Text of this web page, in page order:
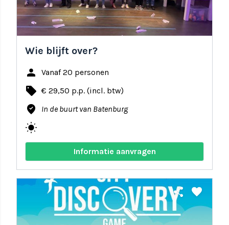
Wie blijft over?
person Vanaf 20 personen
local_offer € 29,50 p.p. (incl. btw)
where_to_vote In de buurt van Batenburg
wb_sunny
Informatie aanvragen
share favorite